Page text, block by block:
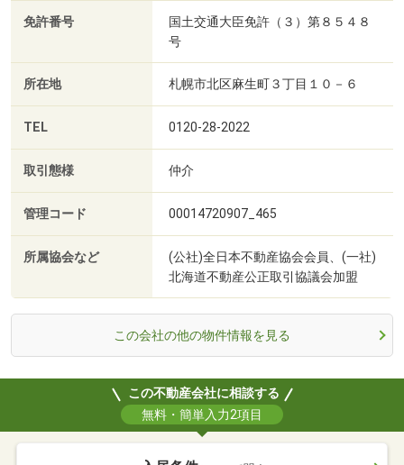
免許番号
国土交通大臣免許（３）第８５４８
号
所在地 札幌市北区麻生町３丁目１０－６
TEL 0120-28-2022
取引態様 仲介
管理コード 00014720907_465
所属協会など
(公社)全日本不動産協会会員、(一社)
北海道不動産公正取引協議会加盟
この会社の他の物件情報を見る
この不動産会社に相談する
無料・簡単入力2項目